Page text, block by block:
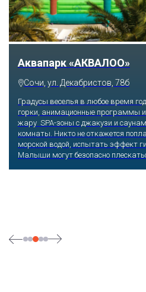
Тематический парк
Парк»
Сочи, Олимпийский проспект,
Оказавшись здесь, словно
любимых героев русского
сколько душе угодно кататься на
уровня. Гости участвуют в